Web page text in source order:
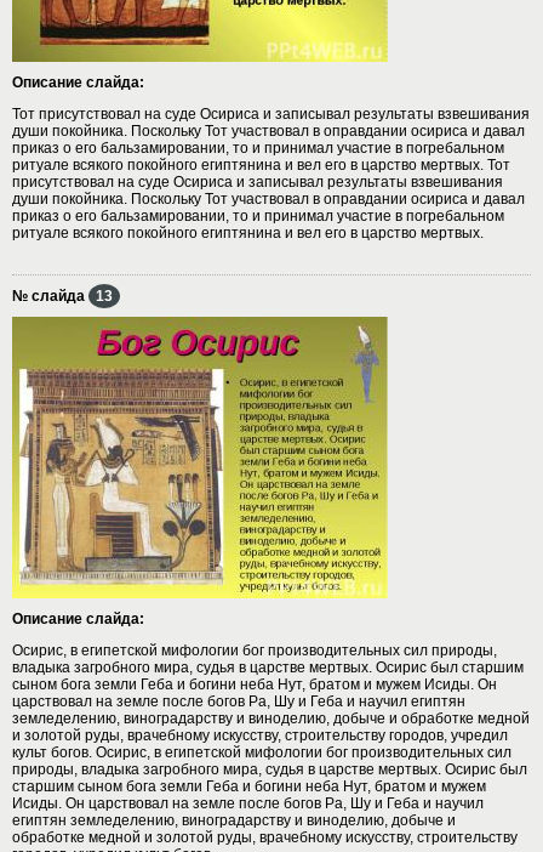
Описание слайда:
Тот присутствовал на суде Осириса и записывал результаты взвешивания
души покойника. Поскольку Тот участвовал в оправдании осириса и давал
приказ о его бальзамировании, то и принимал участие в погребальном
ритуале всякого покойного египтянина и вел его в царство мертвых. Тот
присутствовал на суде Осириса и записывал результаты взвешивания
души покойника. Поскольку Тот участвовал в оправдании осириса и давал
приказ о его бальзамировании, то и принимал участие в погребальном
ритуале всякого покойного египтянина и вел его в царство мертвых.
№ слайда 13
Описание слайда:
Осирис, в египетской мифологии бог производительных сил природы,
владыка загробного мира, судья в царстве мертвых. Осирис был старшим
сыном бога земли Геба и богини неба Нут, братом и мужем Исиды. Он
царствовал на земле после богов Pa, Шу и Геба и научил египтян
земледелению, виноградарству и виноделию, добыче и обработке медной
и золотой руды, врачебному искусству, строительству городов, учредил
культ богов. Осирис, в египетской мифологии бог производительных сил
природы, владыка загробного мира, судья в царстве мертвых. Осирис был
старшим сыном бога земли Геба и богини неба Нут, братом и мужем
Исиды. Он царствовал на земле после богов Pa, Шу и Геба и научил
египтян земледелению, виноградарству и виноделию, добыче и
обработке медной и золотой руды, врачебному искусству, строительству